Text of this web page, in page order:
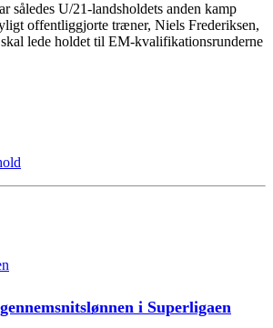
således U/21-landsholdets anden kamp
offentliggjorte træner, Niels Frederiksen,
lede holdet til EM-kvalifikationsrunderne
i Superligaen